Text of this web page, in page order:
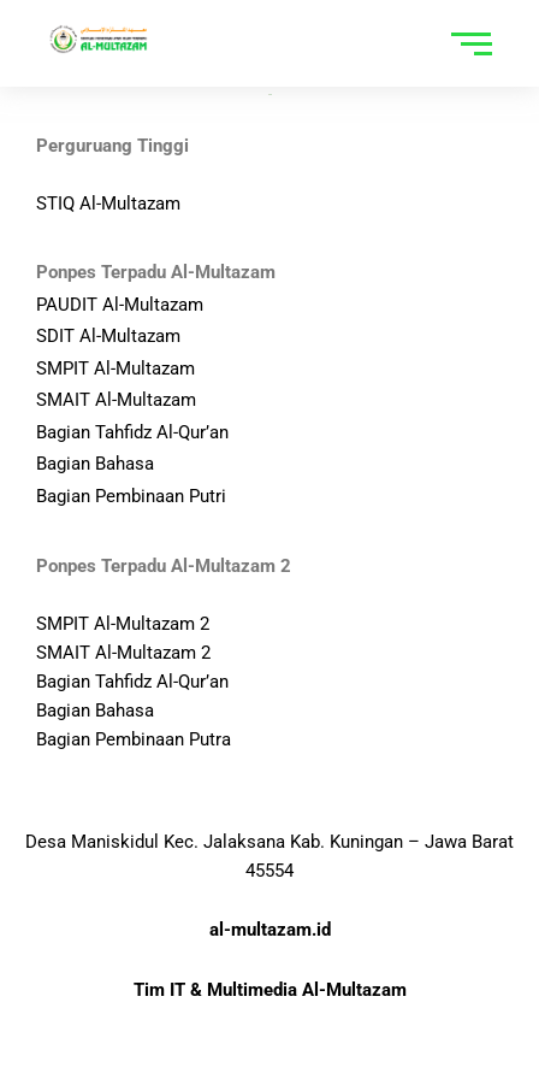
Perguruang Tinggi
STIQ Al-Multazam
Ponpes Terpadu Al-Multazam
PAUDIT Al-Multazam
SDIT Al-Multazam
SMPIT Al-Multazam
SMAIT Al-Multazam
Bagian Tahfidz Al-Qur’an
Bagian Bahasa
Bagian Pembinaan Putri
Ponpes Terpadu Al-Multazam 2
SMPIT Al-Multazam 2
SMAIT Al-Multazam 2
Bagian Tahfidz Al-Qur’an
Bagian Bahasa
Bagian Pembinaan Putra
Desa Maniskidul Kec. Jalaksana Kab. Kuningan – Jawa Barat
45554
al-multazam.id
Tim IT & Multimedia Al-Multazam